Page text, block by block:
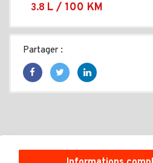
3.8 L / 100 KM
Partager :